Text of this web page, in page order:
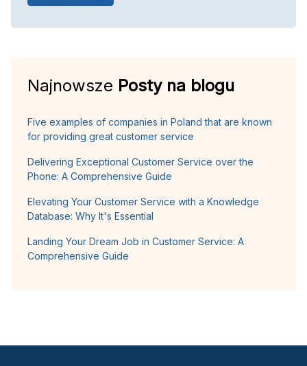
Najnowsze Posty na blogu
Five examples of companies in Poland that are known
for providing great customer service
Delivering Exceptional Customer Service over the
Phone: A Comprehensive Guide
Elevating Your Customer Service with a Knowledge
Database: Why It's Essential
Landing Your Dream Job in Customer Service: A
Comprehensive Guide